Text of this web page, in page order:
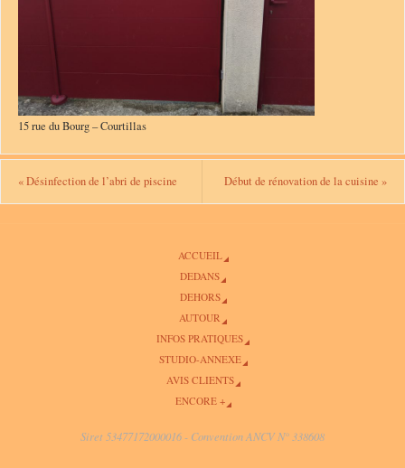
15 rue du Bourg – Courtillas
«Désinfection de l’abri de piscine Début de rénovation de la cuisine»
ACCUEIL
DEDANS
DEHORS
AUTOUR
INFOS PRATIQUES
STUDIO-ANNEXE
AVIS CLIENTS
ENCORE +
Siret 53477172000016 - Convention ANCV N° 338608